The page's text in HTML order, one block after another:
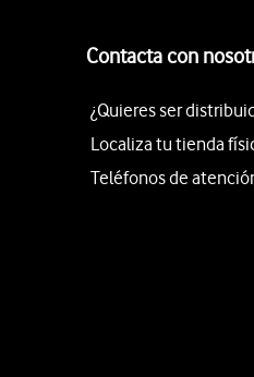
Contacta con
¿Quieres ser
Localiza tu tienda
Teléfonos de